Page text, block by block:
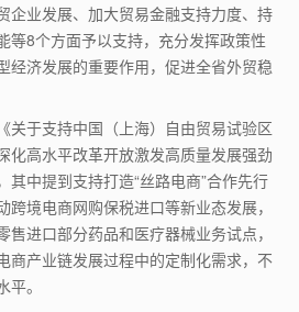
企业发展、加大贸易金融支持力度、持
等8个方面予以支持，充分发挥政策性
经济发展的重要作用，促进全省外贸稳
关于支持中国（上海）自由贸易试验区
化高水平改革开放激发高质量发展强劲
其中提到支持打造“丝路电商”合作先行
跨境电商网购保税进口等新业态发展，
售进口部分药品和医疗器械业务试点，
商产业链发展过程中的定制化需求，不
。